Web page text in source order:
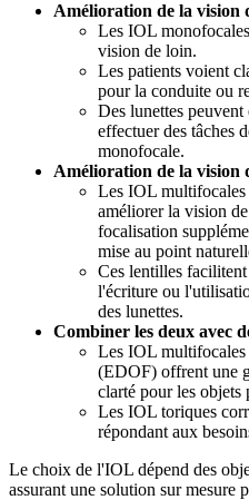
Amélioration de la vision
Les IOL
vision de loin.
Les patients voient
pour la conduite ou
Des lunettes peuvent
effectuer des tâches
monofocale.
Amélioration de la vision
Les IOL multifocales
améliorer la vision
focalisation
mise au point
Ces lentilles
l'écriture ou
des lunettes.
Combiner les deux avec
Les IOL multifocales
(EDOF) offrent une
clarté pour les objets
Les IOL toriques
répondant aux
Le choix de l'IOL dépend des
assurant une solution sur mesure